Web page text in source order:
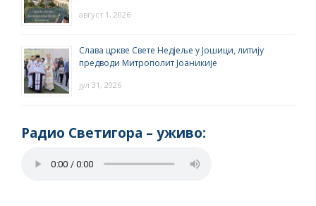
август 1, 2026
Слава цркве Свете Недјеље у Јошици, литију
предводи Митрополит Јоаникије
јул 31, 2026
Радио Светигора – yживо: